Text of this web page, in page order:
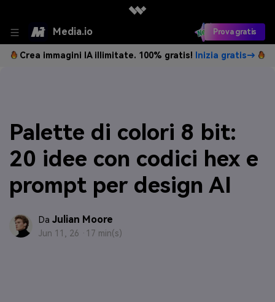
Media.io Prova gratis
Crea immagini IA illimitate. 100% gratis! Inizia gratis→
Palette di colori 8 bit:
20 idee con codici hex e
prompt per design AI
Da Julian Moore
Jun 11, 26 · 17 min(s)